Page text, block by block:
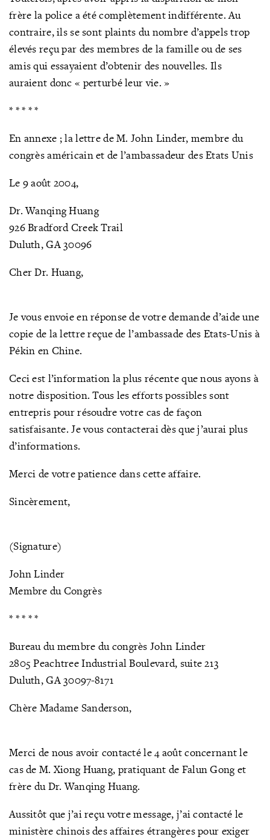
frère la police a été complètement indifférente. Au
contraire, ils se sont plaints du nombre d’appels trop
élevés reçu par des membres de la famille ou de ses
amis qui essayaient d’obtenir des nouvelles. Ils
auraient donc « perturbé leur vie. »
* * * * *
En annexe ; la lettre de M. John Linder, membre du
congrès américain et de l’ambassadeur des Etats Unis
Le 9 août 2004,
Dr. Wanqing Huang
926 Bradford Creek Trail
Duluth, GA 30096
Cher Dr. Huang,
Je vous envoie en réponse de votre demande d’aide une
copie de la lettre reçue de l’ambassade des Etats-Unis à
Pékin en Chine.
Ceci est l’information la plus récente que nous ayons à
notre disposition. Tous les efforts possibles sont
entrepris pour résoudre votre cas de façon
satisfaisante. Je vous contacterai dès que j’aurai plus
d’informations.
Merci de votre patience dans cette affaire.
Sincèrement,
(Signature)
John Linder
Membre du Congrès
* * * * *
Bureau du membre du congrès John Linder
2805 Peachtree Industrial Boulevard, suite 213
Duluth, GA 30097-8171
Chère Madame Sanderson,
Merci de nous avoir contacté le 4 août concernant le
cas de M. Xiong Huang, pratiquant de Falun Gong et
frère du Dr. Wanqing Huang.
Aussitôt que j’ai reçu votre message, j’ai contacté le
ministère chinois des affaires étrangères pour exiger